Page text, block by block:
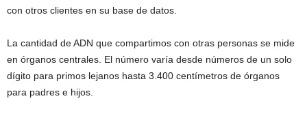
con otros clientes en su base de datos.
La cantidad de ADN que compartimos con otras personas se mide
en órganos centrales. El número varía desde números de un solo
dígito para primos lejanos hasta 3.400 centímetros de órganos
para padres e hijos.